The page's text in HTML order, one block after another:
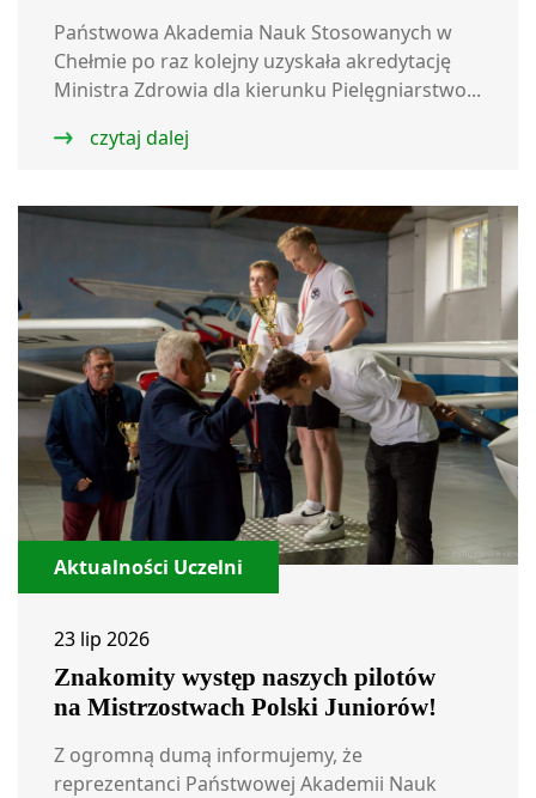
Państwowa Akademia Nauk Stosowanych w
Chełmie po raz kolejny uzyskała akredytację
Ministra Zdrowia dla kierunku Pielęgniarstwo...
czytaj dalej
Aktualności Uczelni
23 lip 2026
Znakomity występ naszych pilotów
na Mistrzostwach Polski Juniorów!
Z ogromną dumą informujemy, że
reprezentanci Państwowej Akademii Nauk